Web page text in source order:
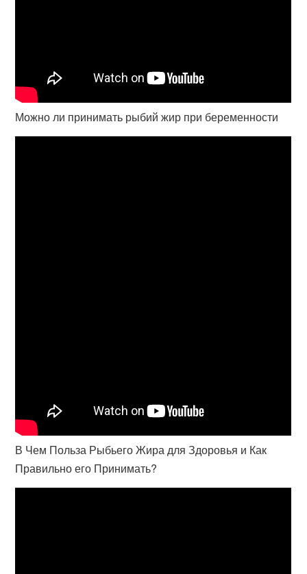
Можно ли принимать рыбий жир при беременности
В Чем Польза Рыбьего Жира для Здоровья и Как
Правильно его Принимать?